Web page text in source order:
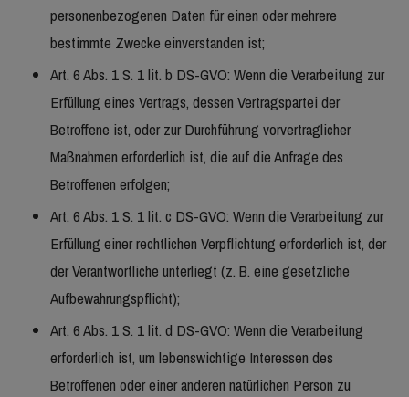
personenbezogenen Daten für einen oder mehrere
bestimmte Zwecke einverstanden ist;
Art. 6 Abs. 1 S. 1 lit. b DS-GVO: Wenn die Verarbeitung zur
Erfüllung eines Vertrags, dessen Vertragspartei der
Betroffene ist, oder zur Durchführung vorvertraglicher
Maßnahmen erforderlich ist, die auf die Anfrage des
Betroffenen erfolgen;
Art. 6 Abs. 1 S. 1 lit. c DS-GVO: Wenn die Verarbeitung zur
Erfüllung einer rechtlichen Verpflichtung erforderlich ist, der
der Verantwortliche unterliegt (z. B. eine gesetzliche
Aufbewahrungspflicht);
Art. 6 Abs. 1 S. 1 lit. d DS-GVO: Wenn die Verarbeitung
erforderlich ist, um lebenswichtige Interessen des
Betroffenen oder einer anderen natürlichen Person zu